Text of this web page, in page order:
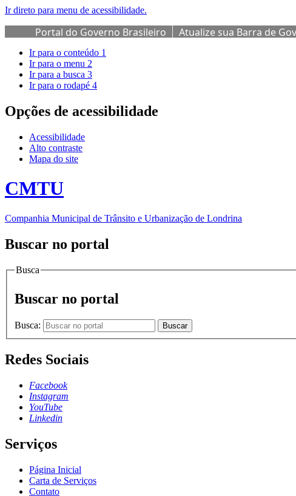
Ir direto para menu de acessibilidade.
Portal do Governo Brasileiro Atualize sua Barra de
Ir para o conteúdo 1
Ir para o menu 2
Ir para a busca 3
Ir para o rodapé 4
Opções de acessibilidade
Acessibilidade
Alto contraste
Mapa do site
CMTU
Companhia Municipal de Trânsito e Urbanização de Londrina
Buscar no portal
Busca
Buscar no portal
Busca: Buscar
Redes Sociais
Facebook
Instagram
YouTube
Linkedin
Serviços
Página Inicial
Carta de Serviços
Contato